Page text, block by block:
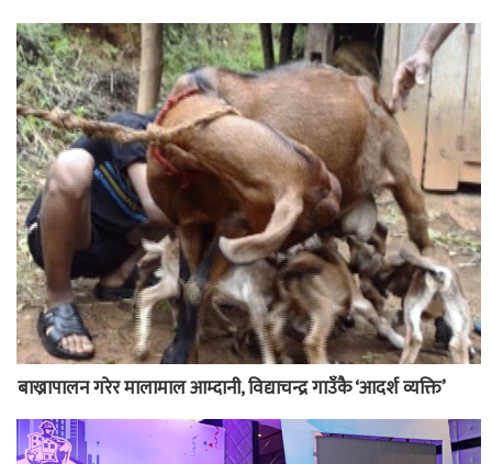
बाख्रापालन गरेर मालामाल आम्दानी, विद्याचन्द्र गाउँकै ‘आदर्श व्यक्ति’